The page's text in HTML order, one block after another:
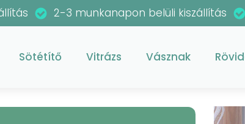
2-3 munkanapon belüli kiszállítás
Sötétítő Vitrázs Vásznak